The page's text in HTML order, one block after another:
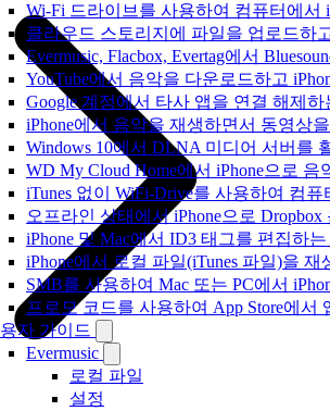
Wi-Fi 드라이브를 사용하여 컴퓨터에서
클라우드 스토리지에 파일을 업로드하
Evermusic, Flacbox, Evertag에서
YouTube에서 음악을 다운로드하고
Google 계정에서 타사 앱을 연결 해제하
iPhone에서 음악을 재생하면서 동영상
Windows 10에서 DLNA 미디어 서버를
WD My Cloud Home에서 iPhone으로
iTunes 없이 WiFi-Drive를 사용하여 컴
오프라인 상태에서 iPhone으로
iPhone 및 Mac에서 ID3 태그를 편집하
iPhone에서 로컬 파일(iTunes 파일)을 재
SMB를 사용하여 Mac 또는 PC에서
프로모 코드를 사용하여 App Store에
자 가이드
Evermusic
로컬 파일
설정